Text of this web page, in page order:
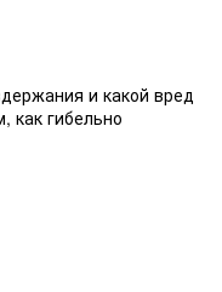
и какой вред
как гибельно